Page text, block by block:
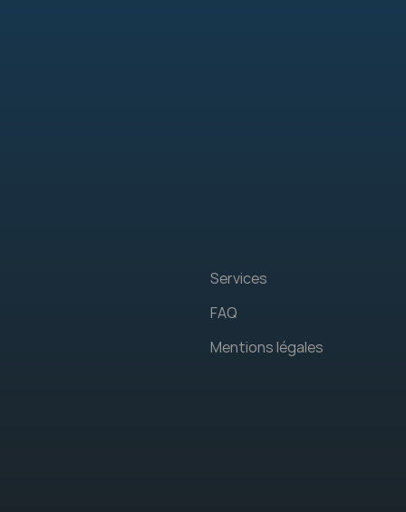
Services
FAQ
Mentions légales